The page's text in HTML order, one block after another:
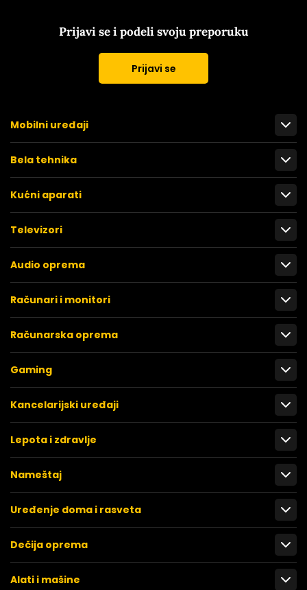
Prijavi se i podeli svoju preporuku
Prijavi se
Mobilni uređaji
Bela tehnika
Kućni aparati
Televizori
Audio oprema
Računari i monitori
Računarska oprema
Gaming
Kancelarijski uređaji
Lepota i zdravlje
Nameštaj
Uređenje doma i rasveta
Dečija oprema
Alati i mašine